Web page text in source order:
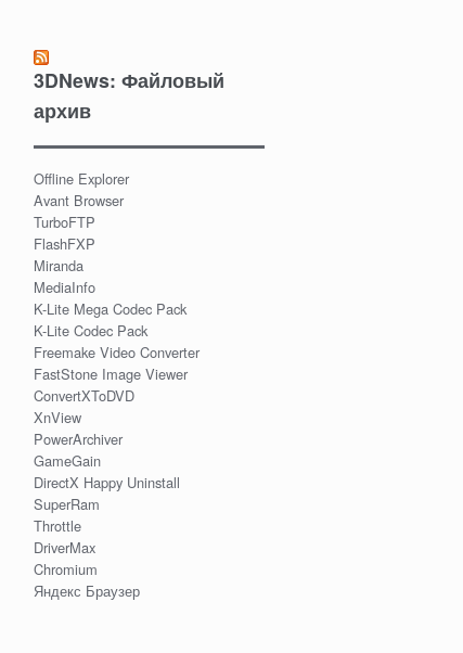
3DNews: Файловый
архив
Offline Explorer
Avant Browser
TurboFTP
FlashFXP
Miranda
MediaInfo
K-Lite Mega Codec Pack
K-Lite Codec Pack
Freemake Video Converter
FastStone Image Viewer
ConvertXToDVD
XnView
PowerArchiver
GameGain
DirectX Happy Uninstall
SuperRam
Throttle
DriverMax
Chromium
Яндекс Браузер